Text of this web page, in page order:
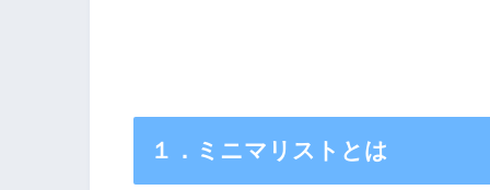
１．ミニマリストとは